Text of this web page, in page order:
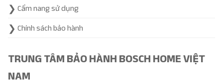
Cẩm nang sử dụng
Chính sách bảo hành
TRUNG TÂM BẢO HÀNH BOSCH HOME VIỆT
NAM